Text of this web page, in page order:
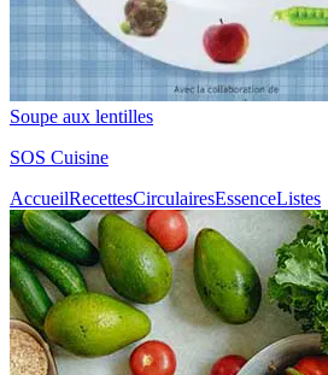
Soupe aux lentilles
SOS Cuisine
AccueilRecettesCirculairesEssenceListes